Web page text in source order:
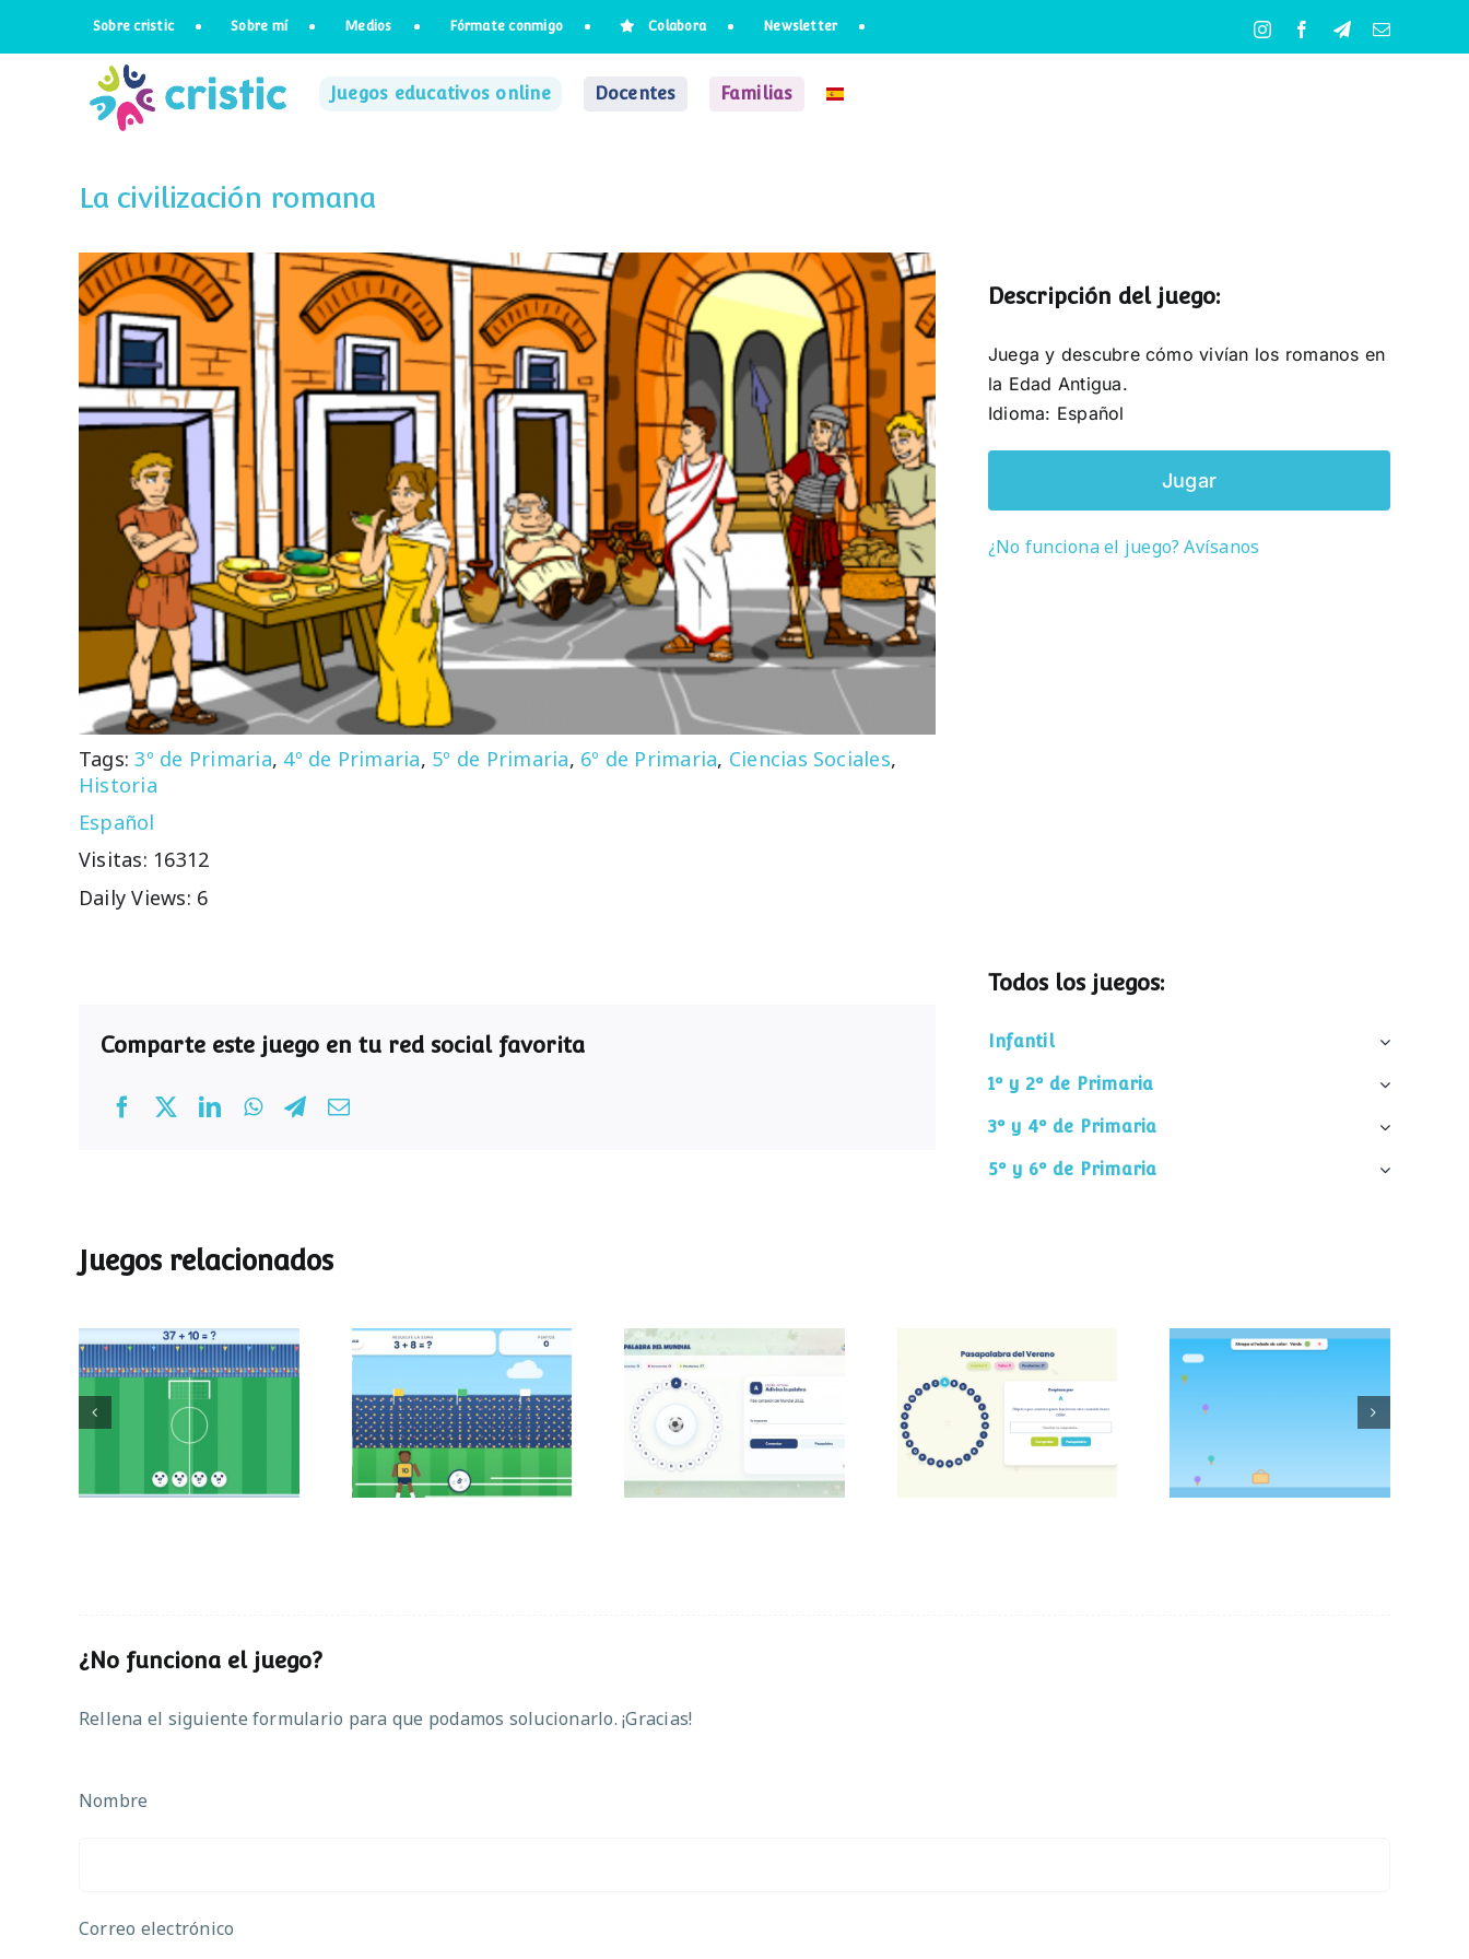
Sobre cristic Sobre mí Medios Fórmate conmigo Colabora Newsletter InstagramFacebookTelegramCorreo
Juegos educativos online Docentes Familias
La civilización romana
Tags:3º de Primaria, 4º de Primaria, 5º de Primaria, 6º de Primaria, Ciencias Sociales,
Historia
Español
Visitas: 16312
Daily Views: 6
Descripción del juego:
Juega y descubre cómo vivían los romanos en
la Edad Antigua.
Idioma: Español
Jugar
¿No funciona el juego? Avísanos
Comparte este juego en tu red social favorita
Todos los juegos:
Infantil
1º y 2º de Primaria
3º y 4º de Primaria
5º y 6º de Primaria
Juegos relacionados
Mundial de
operaciones
Partido de sumas
Pasapalabra del
Mundial
Pasapalabra del
verano
Atrapa el helado
¿No funciona el juego?
Rellena el siguiente formulario para que podamos solucionarlo. ¡Gracias!
Nombre
Correo electrónico